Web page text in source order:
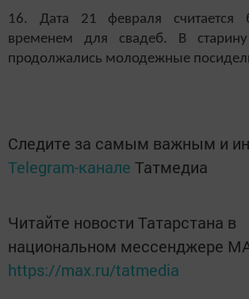
16. Дата 21 февраля считается
временем для свадеб. В
продолжались молодежные
Следите за самым важным и
Telegram-канале Татмедиа
Читайте новости Татарстана в
национальном мессенджере
https://max.ru/tatmedia